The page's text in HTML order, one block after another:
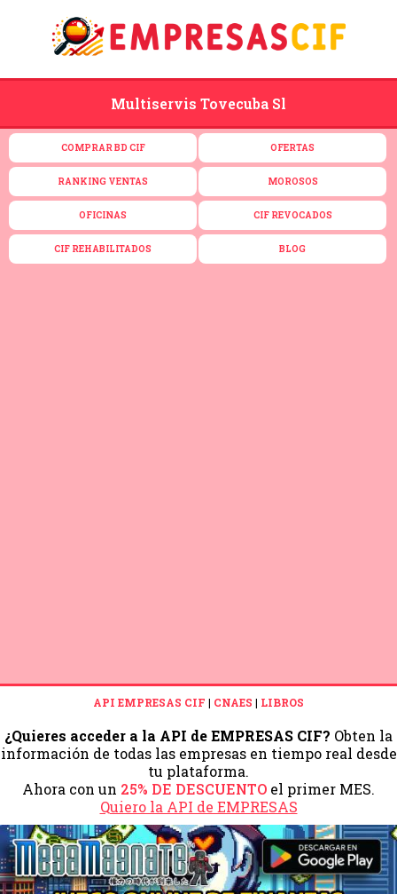
Multiservis Tovecuba Sl
COMPRAR BD CIF OFERTAS
RANKING VENTAS MOROSOS
OFICINAS CIF REVOCADOS
CIF REHABILITADOS BLOG
API EMPRESAS CIF | CNAES | LIBROS
¿Quieres acceder a la API de EMPRESAS CIF? Obten la
información de todas las empresas en tiempo real desde
tu plataforma.
Ahora con un 25% DE DESCUENTO el primer MES.
Quiero la API de EMPRESAS